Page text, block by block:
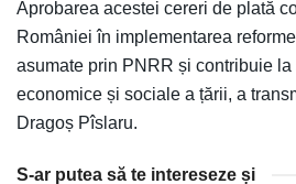
Aprobarea acestei cereri de plată
României în implementarea
asumate prin PNRR și contribuie
economice și sociale a țării, a
Dragoș Pîslaru.
S-ar putea să te intereseze și